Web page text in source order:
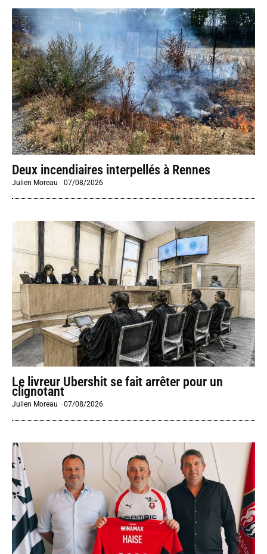
Deux incendiaires interpellés à Rennes
Julien Moreau -07/08/2026
Le livreur Ubershit se fait arrêter pour un
clignotant
Julien Moreau -07/08/2026